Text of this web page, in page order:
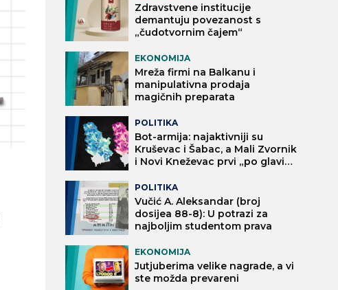
Zdravstvene institucije
demantuju povezanost s
„čudotvornim čajem“
EKONOMIJA
Mreža firmi na Balkanu i
manipulativna prodaja
magičnih preparata
POLITIKA
Bot-armija: najaktivniji su
Kruševac i Šabac, a Mali Zvornik
i Novi Kneževac prvi „po glavi
POLITIKA
Vučić A. Aleksandar (broj
dosijea 88-8): U potrazi za
najboljim studentom prava
EKONOMIJA
Jutjuberima velike nagrade, a vi
ste možda prevareni